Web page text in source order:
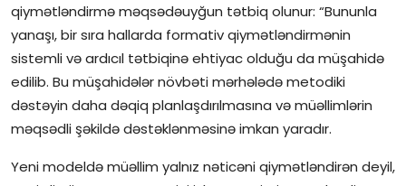
qiymətləndirmə məqsədəuyğun tətbiq olunur: “Bununla
yanaşı, bir sıra hallarda formativ qiymətləndirmənin
sistemli və ardıcıl tətbiqinə ehtiyac olduğu da müşahidə
edilib. Bu müşahidələr növbəti mərhələdə metodiki
dəstəyin daha dəqiq planlaşdırılmasına və müəllimlərin
məqsədli şəkildə dəstəklənməsinə imkan yaradır.
Yeni modeldə müəllim yalnız nəticəni qiymətləndirən deyil,